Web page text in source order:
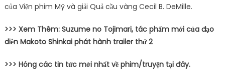
của Viện phim Mỹ và giải Quả cầu vàng Cecil B. DeMille.
>>> Xem Thêm: Suzume no Tojimari, tác phẩm mới của đạo
diễn Makoto Shinkai phát hành trailer thứ 2
>>> Hóng các tin tức mới nhất về phim/truyện tại đây.